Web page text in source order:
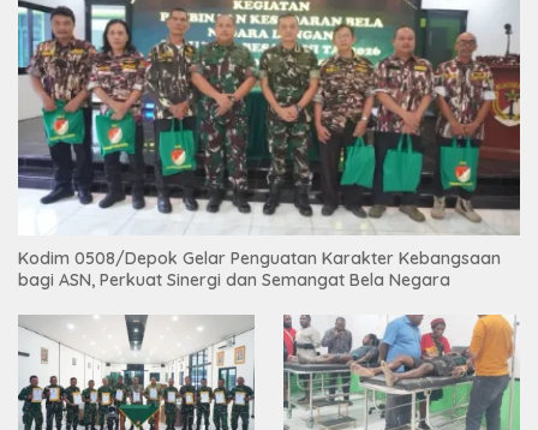
Kodim 0508/Depok Gelar Penguatan Karakter Kebangsaan
bagi ASN, Perkuat Sinergi dan Semangat Bela Negara